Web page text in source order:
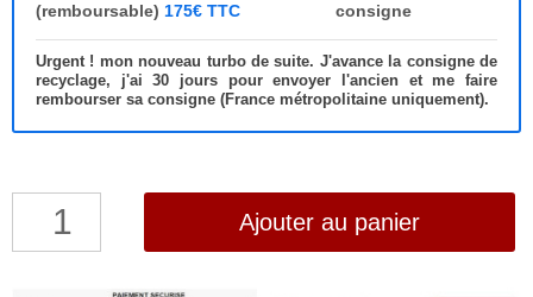
(remboursable) 175€ TTC
consigne
Urgent ! mon nouveau turbo de suite. J'avance la consigne de
recyclage, j'ai 30 jours pour envoyer l'ancien et me faire
rembourser sa consigne (France métropolitaine uniquement).
quantité
Ajouter au panier